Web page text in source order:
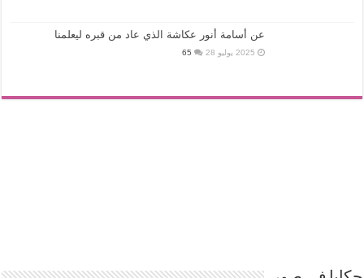
عن أسامة أنور عكاشة الذي عاد من قبره ليعلمنا
2025 يوليو 28 65